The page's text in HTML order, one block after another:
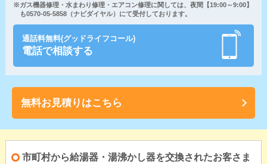
※ガス機器修理・水まわり修理・エアコン修理に関しては、夜間【19:00～9:00】
も0570-05-5858（ナビダイヤル）にて受付しております。
通話料無料(グッドライフコール)
電話で相談する
無料お見積りはこちら
市町村から給湯器・湯沸かし器を交換されたお客さま